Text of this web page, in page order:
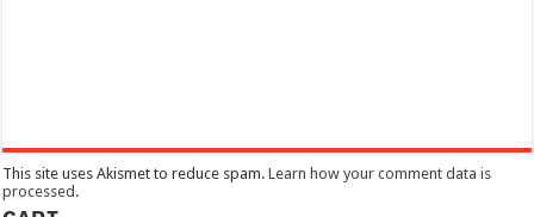
This site uses Akismet to reduce spam.Learn how your comment data is
processed .